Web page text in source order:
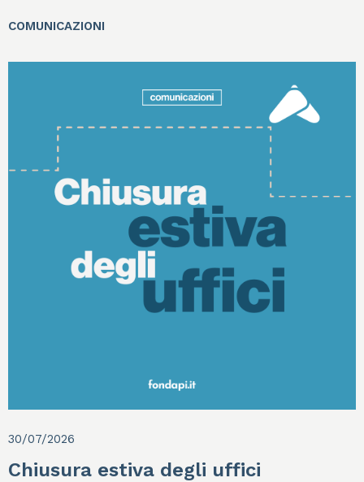
COMUNICAZIONI
30/07/2026
Chiusura estiva degli uffici